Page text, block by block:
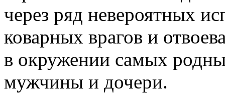
через ряд невероятных
коварных врагов и
в окружении самых
мужчины и дочери.